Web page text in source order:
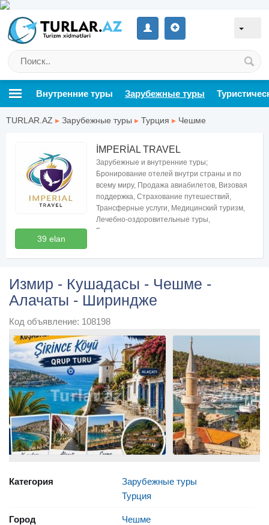
Внутренние туры Зарубежные туры
TURLAR.AZ ▸ Зарубежные туры ▸ Турция ▸ Чешме
39 elan
İMPERİAL TRAVEL
Зарубежные и внутренние туры;
Бронирование отелей внутри страны и по
всему миру, Продажа авиабилетов, Визовая
поддержка, Страхование путешествий,
Трансферные услуги, Медицинский туризм,
Лечебно-оздоровительные туры,
Бесплатные консультации по туризму
Измир - Кушадасы - Чешме -
Алачаты - Шириндже
Код объявление: 108198
Категория
Зарубежные туры
Турция
Город Чешме